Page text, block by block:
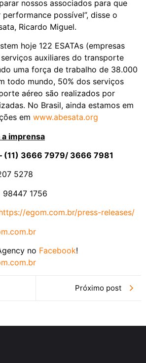
nossos associados para que
possível”, disse o
Ricardo Miguel.
hoje 122 ESATAs (empresas
auxiliares do transporte
uma força de trabalho de 38.000
todo mundo, 50% dos serviços
aéreo são realizados por
No Brasil, ainda estamos em
em www.abesata.org
imprensa
(11) 3666 7979/ 3666 7981
5278
98447 1756
egom.com.br/press-releases/
no Facebook!
Próximo post